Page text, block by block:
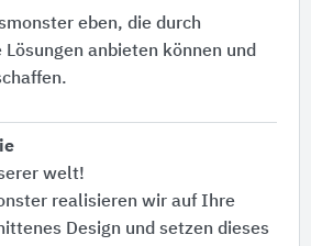
eben, die durch
anbieten können und
welt!
realisieren wir auf Ihre
Design und setzen dieses